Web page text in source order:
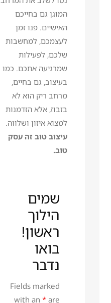
המוגן גם בחייכם
האישיים. פנו זמן
לעצמכם, למחשבות
שלכם, לפעילות
שמרגיעה אתכם. כמו
בעיצוב, גם בחיים,
מרחב ריק הוא לא
בזבוז, אלא הזדמנות
למצוא איזון ושלווה.
עיצוב טוב זה עסק
טוב.
שמים
הילוך
ראשון!
בואו
נדבר
Fields marked
with an *are